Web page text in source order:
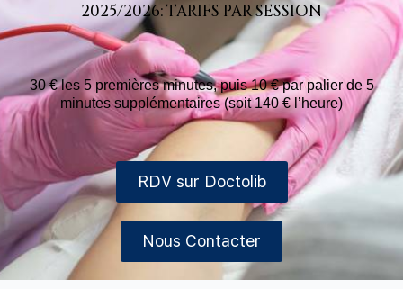
2025/2026: TARIFS PAR SESSION
30 € les 5 premières minutes, puis 10 € par palier de 5
minutes supplémentaires (soit 140 € l’heure)
RDV sur Doctolib
Nous Contacter